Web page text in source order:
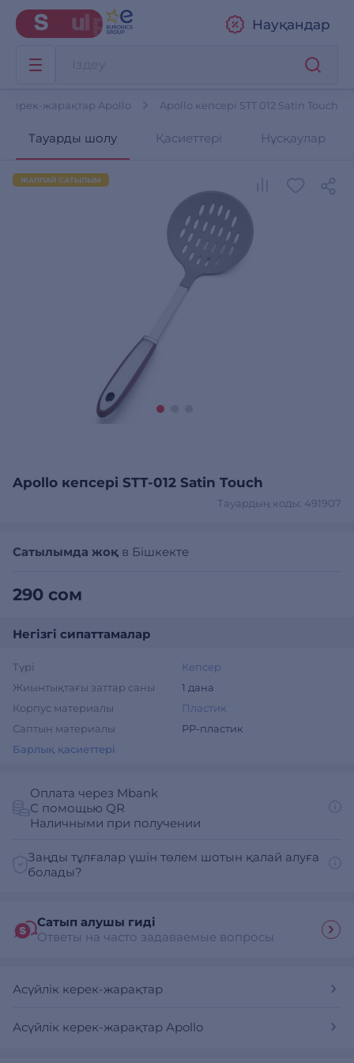
Науқандар
керек-жарақтар Apollo Apollo кепсері STT 012 Satin Touch
Тауарды шолу Қасиеттері Нұсқаулар
Apollo кепсері STT-012 Satin Touch
Тауардың коды: 491907
ЖАППАЙ САТЫЛЫМ
Сатылымда жоқ в Бішкекте
290 сом
Негізгі сипаттамалар
Түрі
Кепсер
Жиынтықтағы заттар саны
1 дана
Корпус материалы
Пластик
Саптын материалы
PP-пластик
Барлық қасиеттері
Оплата через Mbank
С помощью QR
Наличными при получении
Заңды тұлғалар үшін төлем шотын қалай алуға
болады?
Сатып алушы гиді
Ответы на часто задаваемые вопросы
Асүйлік керек-жарақтар
Асүйлік керек-жарақтар Apollo